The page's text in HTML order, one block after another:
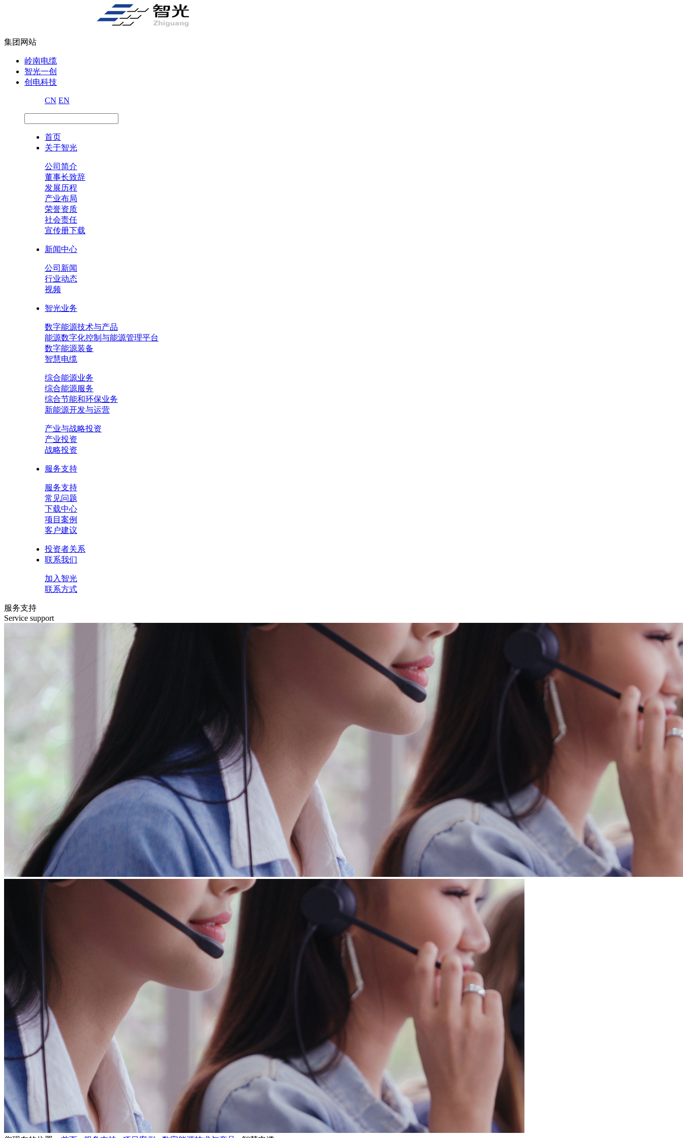
集团网站
岭南电缆
智光一创
创电科技
CN EN
首页
关于智光
公司简介
董事长致辞
发展历程
产业布局
荣誉资质
社会责任
宣传册下载
新闻中心
公司新闻
行业动态
视频
智光业务
数字能源技术与产品
能源数字化控制与能源管理平台
数字能源装备
智慧电缆
综合能源业务
综合能源服务
综合节能和环保业务
新能源开发与运营
产业与战略投资
产业投资
战略投资
服务支持
服务支持
常见问题
下载中心
项目案例
客户建议
投资者关系
联系我们
加入智光
联系方式
服务支持
Service support